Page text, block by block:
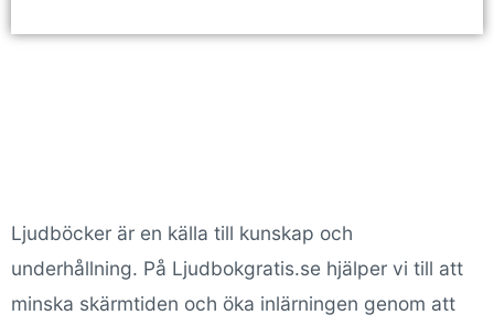
Ljudböcker är en källa till kunskap och
underhållning. På Ljudbokgratis.se hjälper vi till att
minska skärmtiden och öka inlärningen genom att